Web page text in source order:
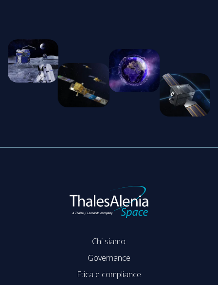
Chi siamo
Governance
Etica e compliance